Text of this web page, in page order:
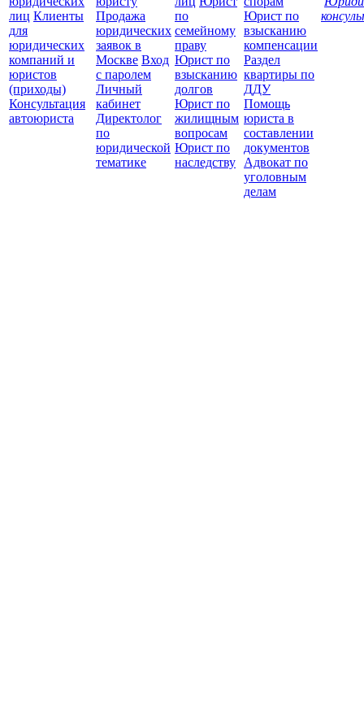
лиц Клиенты
для
юридических
компаний и
юристов
(приходы)
Консультация
автоюриста
Продажа
юридических
заявок в
Москве Вход
с паролем
Личный
кабинет
Директолог
по
юридической
тематике
по
семейному
праву
Юрист по
взысканию
долгов
Юрист по
жилищным
вопросам
Юрист по
наследству
Юрист по
взысканию
компенсации
Раздел
квартиры по
ДДУ
Помощь
юриста в
составлении
документов
Адвокат по
уголовным
делам